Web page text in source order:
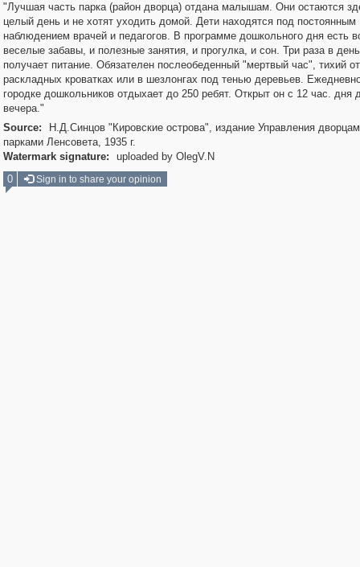
"Лучшая часть парка (район дворца) отдана малышам. Они остаются
целый день и не хотят уходить домой. Дети находятся под постоянным
наблюдением врачей и педагогов. В программе дошкольного дня есть
веселые забавы, и полезные занятия, и прогулка, и сон. Три раза в
получает питание. Обязателен послеобеденный "мертвый час", тихий
раскладных кроватках или в шезлонгах под тенью деревьев.
городке дошкольников отдыхает до 250 ребят. Открыт он с 12 час. дня
вечера."
Source:
Н.Д.Синцов "Кировские острова", издание Управления
парками Ленсовета, 1935 г.
Watermark signature:
uploaded by OlegV.N
0
Sign in to share your opinion